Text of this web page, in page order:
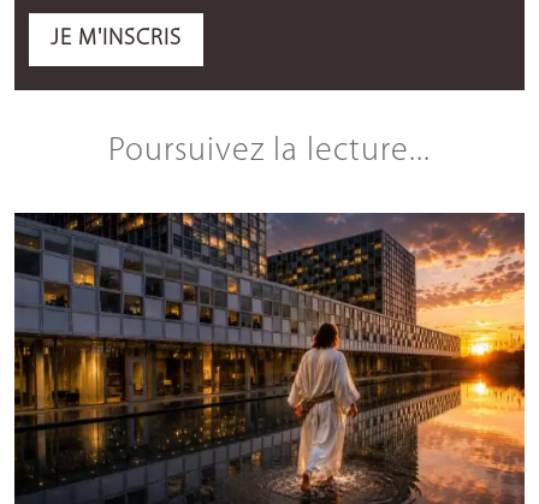
JE M'INSCRIS
Poursuivez la lecture...